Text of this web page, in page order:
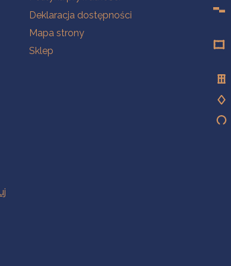
Deklaracja dostępności
Mapa strony
Sklep